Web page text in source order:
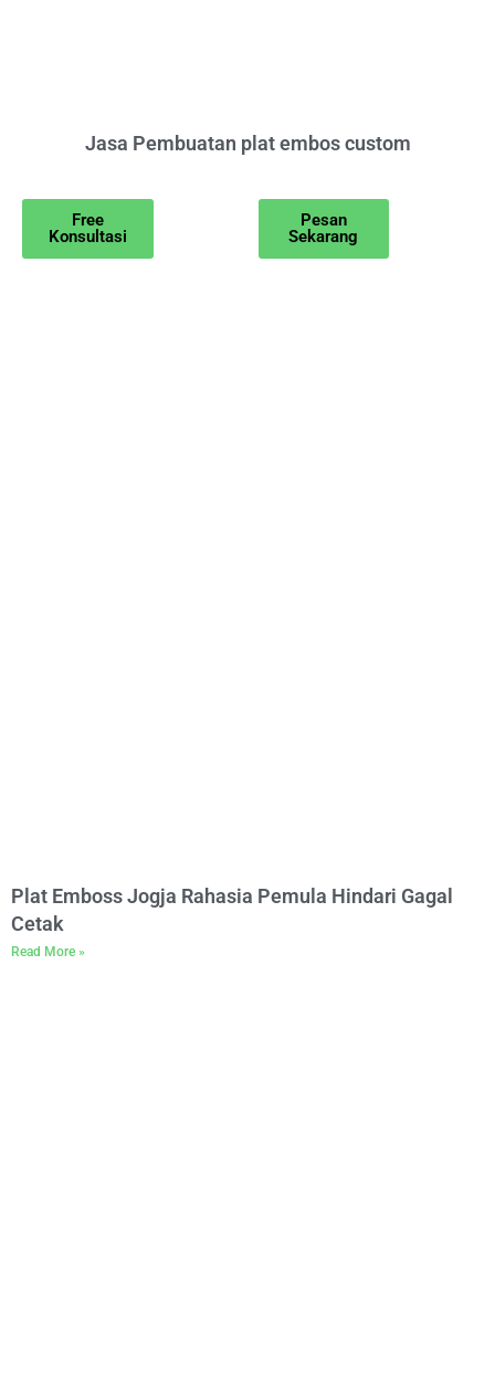
Jasa Pembuatan plat embos custom
Free
Konsultasi
Pesan
Sekarang
Plat Emboss Jogja Rahasia Pemula Hindari Gagal
Cetak
Read More »